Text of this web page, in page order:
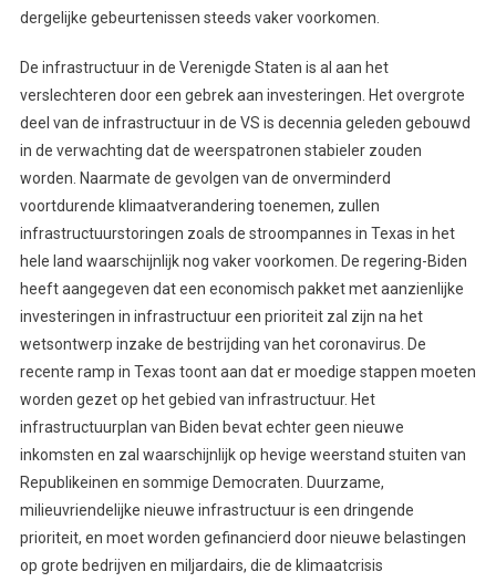
dergelijke gebeurtenissen steeds vaker voorkomen.
De infrastructuur in de Verenigde Staten is al aan het
verslechteren door een gebrek aan investeringen. Het overgrote
deel van de infrastructuur in de VS is decennia geleden gebouwd
in de verwachting dat de weerspatronen stabieler zouden
worden. Naarmate de gevolgen van de onverminderd
voortdurende klimaatverandering toenemen, zullen
infrastructuurstoringen zoals de stroompannes in Texas in het
hele land waarschijnlijk nog vaker voorkomen. De regering-Biden
heeft aangegeven dat een economisch pakket met aanzienlijke
investeringen in infrastructuur een prioriteit zal zijn na het
wetsontwerp inzake de bestrijding van het coronavirus. De
recente ramp in Texas toont aan dat er moedige stappen moeten
worden gezet op het gebied van infrastructuur. Het
infrastructuurplan van Biden bevat echter geen nieuwe
inkomsten en zal waarschijnlijk op hevige weerstand stuiten van
Republikeinen en sommige Democraten. Duurzame,
milieuvriendelijke nieuwe infrastructuur is een dringende
prioriteit, en moet worden gefinancierd door nieuwe belastingen
op grote bedrijven en miljardairs, die de klimaatcrisis